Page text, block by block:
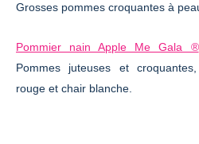
Grosses pommes croquantes à
Pommier nain Apple Me Gala ®
Pommes juteuses et
rouge et chair blanche.